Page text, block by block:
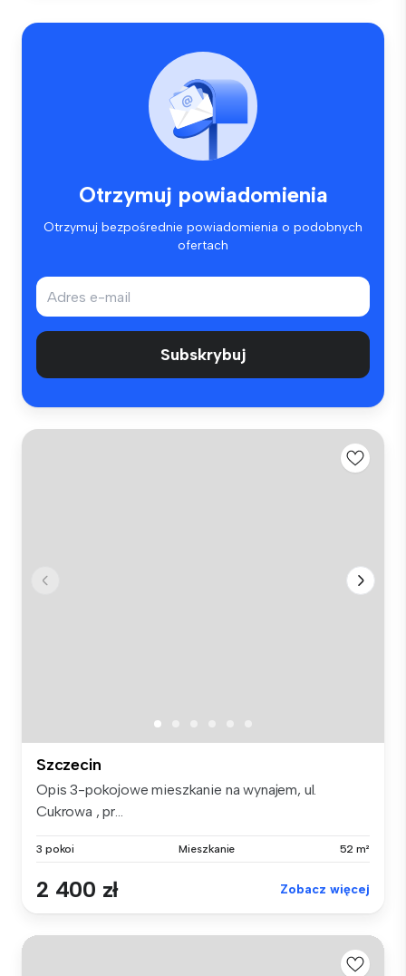
Otrzymuj powiadomienia
Otrzymuj bezpośrednie powiadomienia o podobnych
ofertach
Subskrybuj
Szczecin
Opis 3-pokojowe mieszkanie na wynajem, ul.
Cukrowa , pr...
3 pokoi Mieszkanie 52 m²
2 400 zł Zobacz więcej